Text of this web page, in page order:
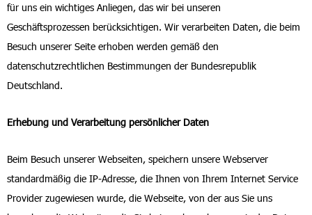
für uns ein wichtiges Anliegen, das wir bei unseren
Geschäftsprozessen berücksichtigen. Wir verarbeiten Daten, die beim
Besuch unserer Seite erhoben werden gemäß den
datenschutzrechtlichen Bestimmungen der Bundesrepublik
Deutschland.
Erhebung und Verarbeitung persönlicher Daten
Beim Besuch unserer Webseiten, speichern unsere Webserver
standardmäßig die IP-Adresse, die Ihnen von Ihrem Internet Service
Provider zugewiesen wurde, die Webseite, von der aus Sie uns